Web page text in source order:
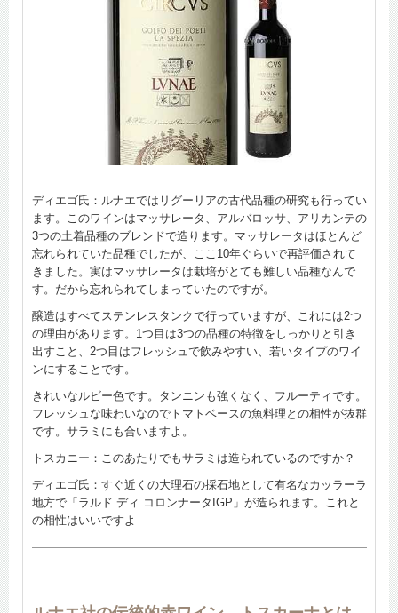
ディエゴ氏：ルナエではリグーリアの古代品種の研究も行ってい
ます。このワインはマッサレータ、アルバロッサ、アリカンテの
3つの土着品種のブレンドで造ります。マッサレータはほとんど
忘れられていた品種でしたが、ここ10年ぐらいで再評価されて
きました。実はマッサレータは栽培がとても難しい品種なんで
す。だから忘れられてしまっていたのですが。
醸造はすべてステンレスタンクで行っていますが、これには2つ
の理由があります。1つ目は3つの品種の特徴をしっかりと引き
出すこと、2つ目はフレッシュで飲みやすい、若いタイプのワイ
ンにすることです。
きれいなルビー色です。タンニンも強くなく、フルーティです。
フレッシュな味わいなのでトマトベースの魚料理との相性が抜群
です。サラミにも合いますよ。
トスカニー：このあたりでもサラミは造られているのですか？
ディエゴ氏：すぐ近くの大理石の採石地として有名なカッラーラ
地方で「ラルド ディ コロンナータIGP」が造られます。これと
の相性はいいですよ